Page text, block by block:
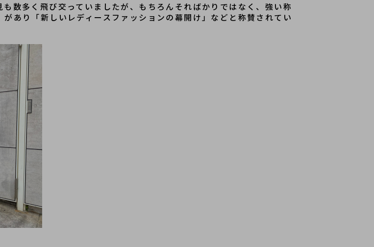
数多く飛び交っていましたが、もちろんそればかりではなく、強い称
あり「新しいレディースファッションの幕開け」などと称賛されてい